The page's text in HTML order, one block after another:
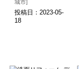
城市]
投稿日： 2023-05-
18